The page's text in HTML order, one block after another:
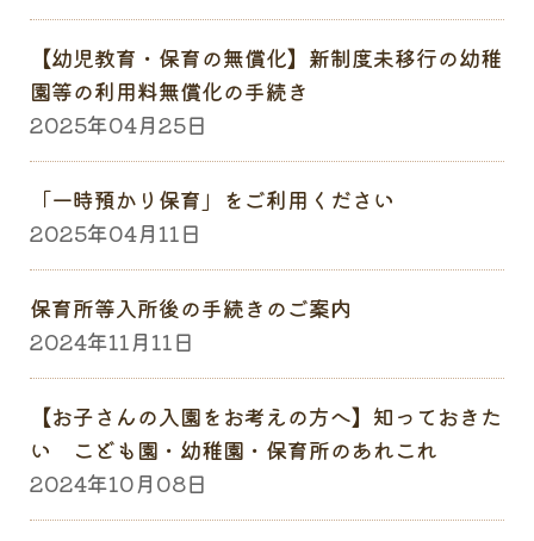
【幼児教育・保育の無償化】新制度未移行の幼稚
園等の利用料無償化の手続き
2025年04月25日
「一時預かり保育」をご利用ください
2025年04月11日
保育所等入所後の手続きのご案内
2024年11月11日
【お子さんの入園をお考えの方へ】知っておきた
い こども園・幼稚園・保育所のあれこれ
2024年10月08日